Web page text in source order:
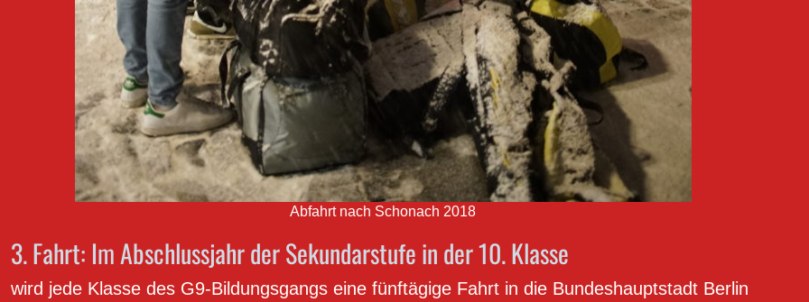
Abfahrt nach Schonach 2018
3. Fahrt: Im Abschlussjahr der Sekundarstufe in der 10. Klasse
wird jede Klasse des G9-Bildungsgangs eine fünftägige Fahrt in die Bundeshauptstadt Berlin